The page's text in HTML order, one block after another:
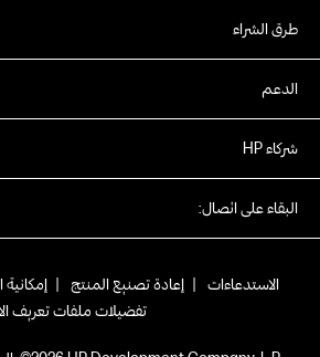
طرق الشراء
الدعم
شركاء HP
البقاء على اتصال:
الاستدعاءات إعادة تصنيع المنتج
تفضيلات ملفات تعريف